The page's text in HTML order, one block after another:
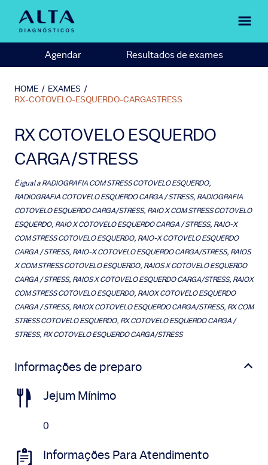
Agendar Resultados de exames
HOME / EXAMES /
RX-COTOVELO-ESQUERDO-CARGASTRESS
RX COTOVELO ESQUERDO
CARGA/STRESS
É igual aRADIOGRAFIA COM STRESS COTOVELO ESQUERDO,
RADIOGRAFIA COTOVELO ESQUERDO CARGA / STRESS, RADIOGRAFIA
COTOVELO ESQUERDO CARGA/STRESS, RAIO X COM STRESS COTOVELO
ESQUERDO, RAIO X COTOVELO ESQUERDO CARGA / STRESS, RAIO-X
COM STRESS COTOVELO ESQUERDO, RAIO-X COTOVELO ESQUERDO
CARGA / STRESS, RAIO-X COTOVELO ESQUERDO CARGA/STRESS, RAIOS
X COM STRESS COTOVELO ESQUERDO, RAIOS X COTOVELO ESQUERDO
CARGA / STRESS, RAIOS X COTOVELO ESQUERDO CARGA/STRESS, RAIOX
COM STRESS COTOVELO ESQUERDO, RAIOX COTOVELO ESQUERDO
CARGA / STRESS, RAIOX COTOVELO ESQUERDO CARGA/STRESS, RX COM
STRESS COTOVELO ESQUERDO, RX COTOVELO ESQUERDO CARGA /
STRESS, RX COTOVELO ESQUERDO CARGA/STRESS
Informações de preparo
Jejum Mínimo
0
Informações Para Atendimento